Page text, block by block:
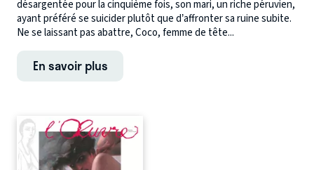
désargentée pour la cinquième fois, son mari, un riche péruvien,
ayant préféré se suicider plutôt que d’affronter sa ruine subite.
Ne se laissant pas abattre, Coco, femme de tête...
En savoir plus